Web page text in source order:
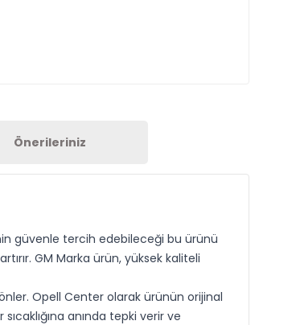
Önerileriniz
güvenle tercih edebileceği bu ürünü
GM Marka ürün, yüksek kaliteli
Opell Center olarak ürünün orijinal
anında tepki verir ve